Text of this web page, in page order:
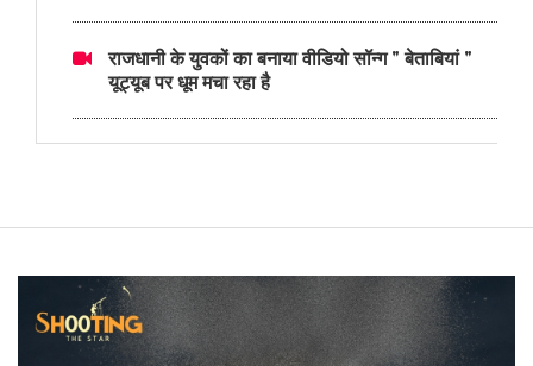
राजधानी के युवकों का बनाया वीडियो सॉन्ग " बेताबियां "
यूट्यूब पर धूम मचा रहा है